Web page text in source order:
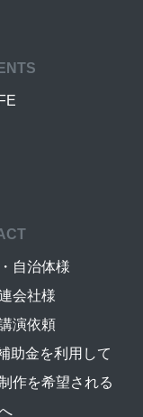
自治体様
会社様
演依頼
助金を利用して
作を希望される